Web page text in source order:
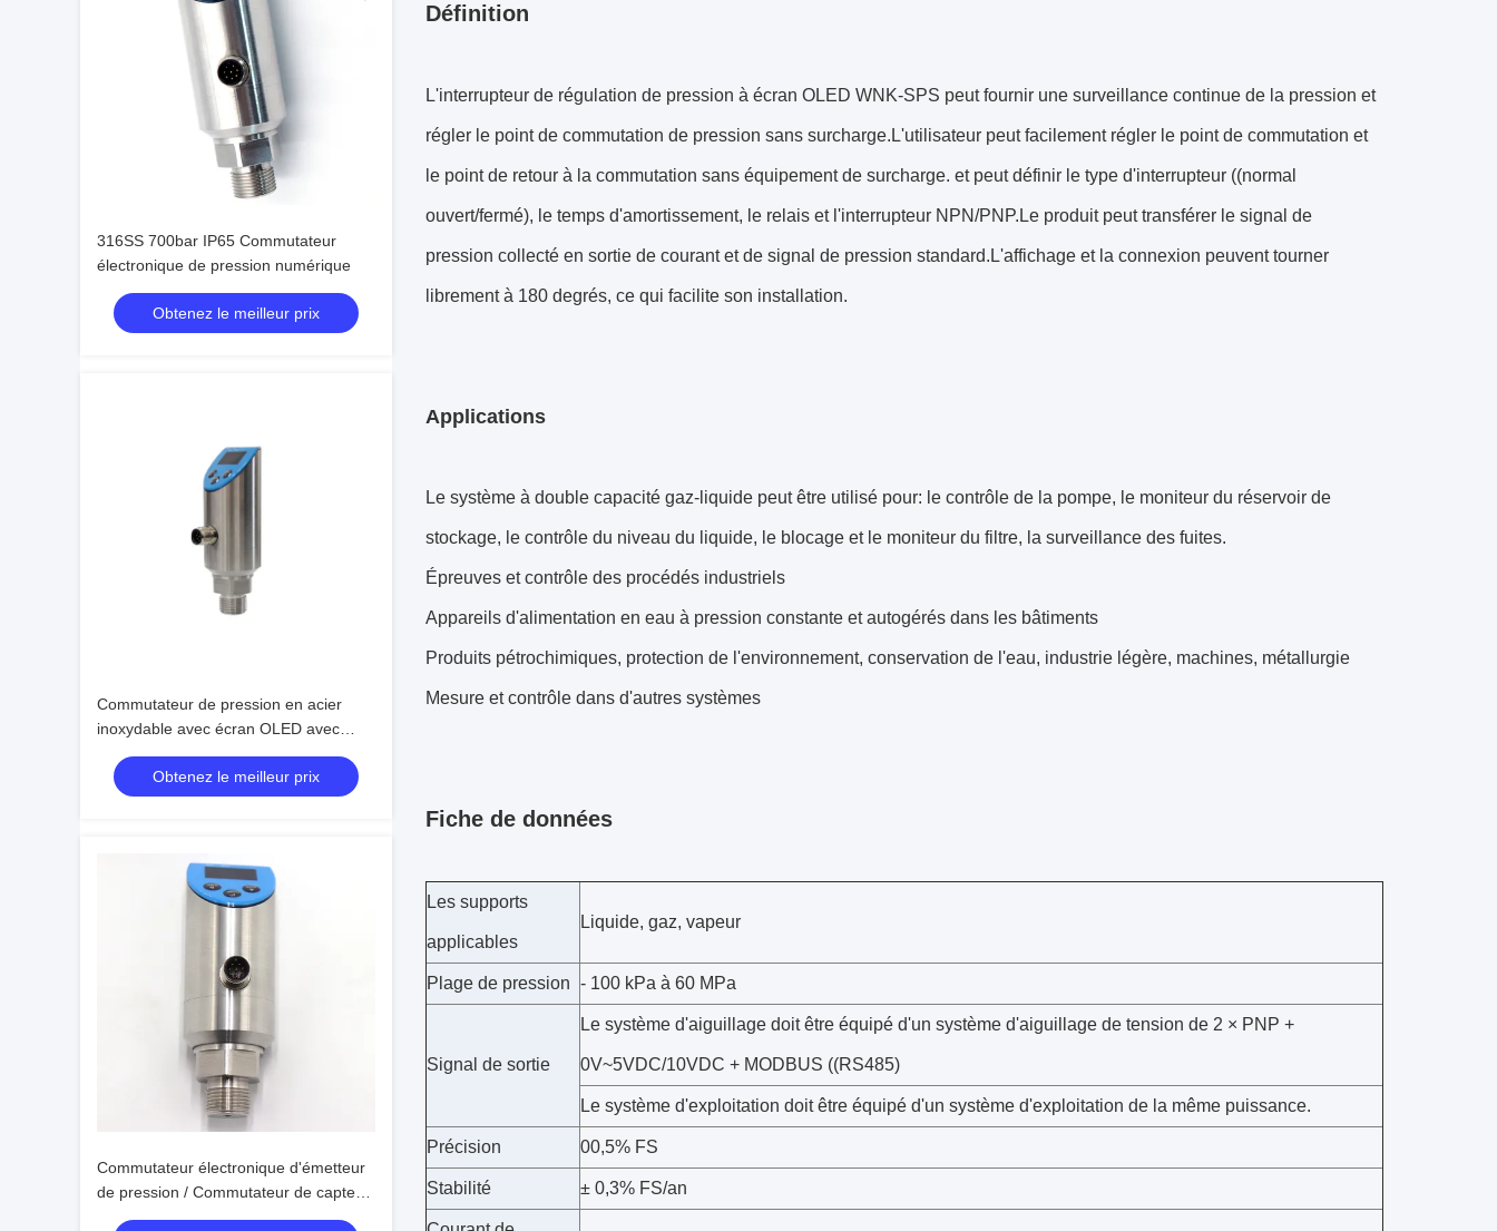
316SS 700bar IP65 Commutateur
électronique de pression numérique
Obtenez le meilleur prix
Commutateur de pression en acier
inoxydable avec écran OLED avec
sortie PNP
Obtenez le meilleur prix
Commutateur électronique d'émetteur
de pression / Commutateur de capteur
de pression d'eau de 4 à 20 mA
Définition
L'interrupteur de régulation de pression à écran OLED WNK-SPS peut fournir une surveillance continue de la pression et
régler le point de commutation de pression sans surcharge.L'utilisateur peut facilement régler le point de commutation et
le point de retour à la commutation sans équipement de surcharge. et peut définir le type d'interrupteur ((normal
ouvert/fermé), le temps d'amortissement, le relais et l'interrupteur NPN/PNP.Le produit peut transférer le signal de
pression collecté en sortie de courant et de signal de pression standard.L'affichage et la connexion peuvent tourner
librement à 180 degrés, ce qui facilite son installation.
Applications
Le système à double capacité gaz-liquide peut être utilisé pour: le contrôle de la pompe, le moniteur du réservoir de
stockage, le contrôle du niveau du liquide, le blocage et le moniteur du filtre, la surveillance des fuites.
Épreuves et contrôle des procédés industriels
Appareils d'alimentation en eau à pression constante et autogérés dans les bâtiments
Produits pétrochimiques, protection de l'environnement, conservation de l'eau, industrie légère, machines, métallurgie
Mesure et contrôle dans d'autres systèmes
Fiche de données
Les supports
applicables
Liquide, gaz, vapeur
Plage de pression - 100 kPa à 60 MPa
Signal de sortie
Le système d'aiguillage doit être équipé d'un système d'aiguillage de tension de 2 × PNP +
0V~5VDC/10VDC + MODBUS ((RS485)
Le système d'exploitation doit être équipé d'un système d'exploitation de la même puissance.
Précision 00,5% FS
Stabilité ± 0,3% FS/an